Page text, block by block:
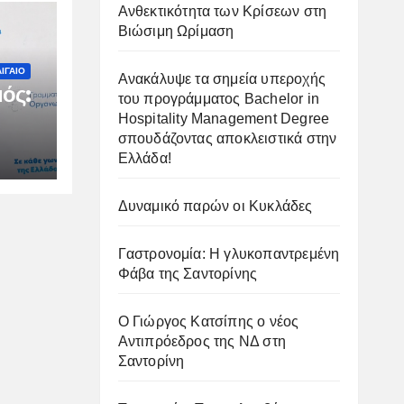
Ανθεκτικότητα των Κρίσεων στη
Βιώσιμη Ωρίμαση
Ανακάλυψε τα σημεία υπεροχής
του προγράμματος Bachelor in
Hospitality Management Degree
σπουδάζοντας αποκλειστικά στην
Ελλάδα!
Δυναμικό παρών οι Κυκλάδες
Γαστρονομία: Η γλυκοπαντρεμένη
Φάβα της Σαντορίνης
Ο Γιώργος Κατσίπης ο νέος
Αντιπρόεδρος της ΝΔ στη
Σαντορίνη